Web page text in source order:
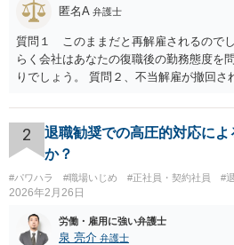
匿名A 弁護士
質問１ このままだと再解雇されるので
らく会社はあなたの復職後の勤務態度を
りでしょう。 質問２、不当解雇が撤回さ
をすることができるので、注意指導だけ
ょう。ただ、その内容が注意指導に必要
ト」になっていれば、訴えることができ
賠償請求訴訟）。ただし、賠償額は極め
の際弁護士に依頼しているのであれば、
生に早めに相談しておくことをお勧めし
する金銭解決を再度持ちかける事は有効
でしょう。一般に、会社はあなたに「自
2
退職勧奨での高圧的対応に
か？
#パワハラ #職場いじめ #正社員・契約社員 #
2026年2月26日
労働・雇用に強い弁護士
泉 亮介 弁護士